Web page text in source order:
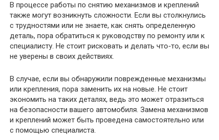
В процессе работы по снятию механизмов и креплений
также могут возникнуть сложности. Если вы столкнулись
с трудностями или не знаете, как снять определенную
деталь, пора обратиться к руководству по ремонту или к
специалисту. Не стоит рисковать и делать что-то, если вы
не уверены в своих действиях.
В случае, если вы обнаружили поврежденные механизмы
или крепления, пора заменить их на новые. Не стоит
экономить на таких деталях, ведь это может отразиться
на безопасности вашего автомобиля. Замена механизмов
и креплений может быть проведена самостоятельно или
с помощью специалиста.